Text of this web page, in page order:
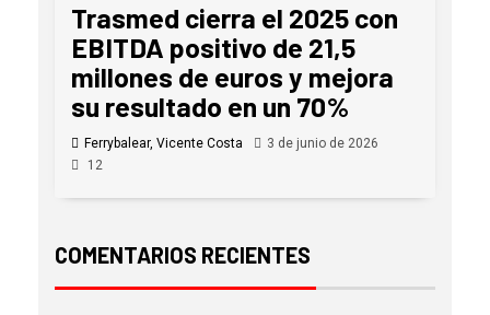
Trasmed cierra el 2025 con
EBITDA positivo de 21,5
millones de euros y mejora
su resultado en un 70%
Ferrybalear, Vicente Costa
3 de junio de 2026
12
COMENTARIOS RECIENTES